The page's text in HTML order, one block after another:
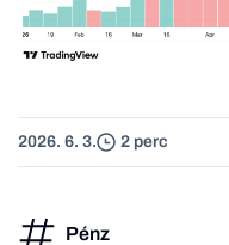
2026. 6. 3. 2 perc
Pénz